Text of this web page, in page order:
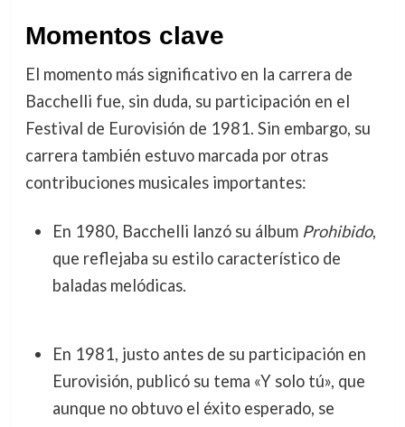
Momentos clave
El momento más significativo en la carrera de
Bacchelli fue, sin duda, su participación en el
Festival de Eurovisión de 1981. Sin embargo, su
carrera también estuvo marcada por otras
contribuciones musicales importantes:
En 1980, Bacchelli lanzó su álbum Prohibido,
que reflejaba su estilo característico de
baladas melódicas.
En 1981, justo antes de su participación en
Eurovisión, publicó su tema «Y solo tú», que
aunque no obtuvo el éxito esperado, se